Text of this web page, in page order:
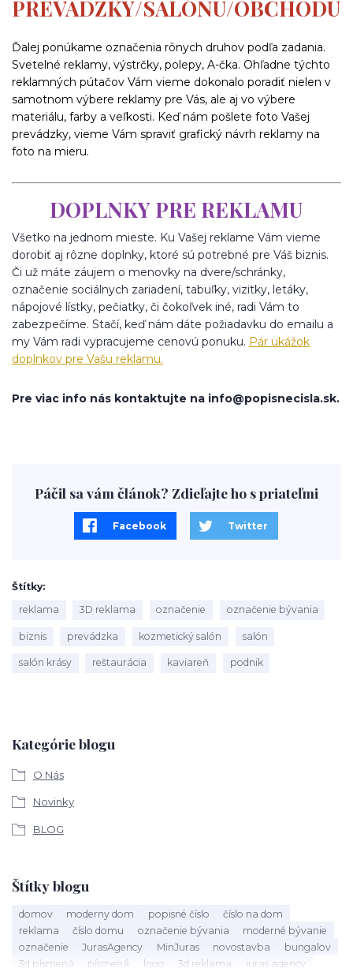
Kategórie blogu
O Nás
Novinky
BLOG
Štítky blogu
domov moderny dom popisné číslo
číslo na dom
reklama
číslo domu označenie bývania
moderné bývanie
označenie
JurasAgency MinJuras novostavba
bungalov
3d písmená
písmená logo 3d reklama juras agency
PREVÁDZKY/SALÓNU/OBCHODU
Ďalej ponúkame označenia rônych druhov podľa zadania.
Svetelné reklamy, výstrčky, polepy, A-čka. Ohľadne týchto
reklamných pútačov Vám vieme dokonalo poradiť nielen v
samotnom výbere reklamy pre Vás, ale aj vo výbere
materiálu, farby a veľkosti. Keď nám pošlete foto Vašej
prevádzky, vieme Vám spraviť grafický návrh reklamy na
foto na mieru.
DOPLNKY PRE REKLAMU
Všetko na jednom mieste. Ku Vašej reklame Vám vieme
dorobiť aj rôzne doplnky, ktoré sú potrebné pre Váš biznis.
Či už máte záujem o menovky na dvere/schránky,
označenie sociálnych zariadení, tabuľky, vizitky, letáky,
nápojové lístky, pečiatky, či čokoľvek iné, radi Vám to
zabezpečíme. Stačí, keď nám dáte požiadavku do emailu a
my Vám radi vypracujeme cenovú ponuku. Pár ukážok
doplnkov pre Vašu reklamu.
Pre viac info nás kontaktujte na info@popisnecisla.sk.
Páčil sa vám článok? Zdieľajte ho s priateľmi
Facebook Twitter
Štítky
reklama
3D reklama označenie označenie bývania
biznis prevádzka kozmetický salón salón
salón krásy reštaurácia kaviareň podnik